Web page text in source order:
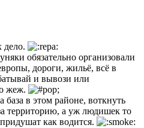
дело.
обязательно организовали
дороги, жильё, всё в
и вывози или
жеж.
в этом районе, воткнуть
территорию, а уж людишек то
как водится.